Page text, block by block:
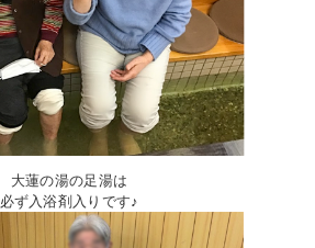
大蓮の湯の足湯は
必ず入浴剤入りです♪